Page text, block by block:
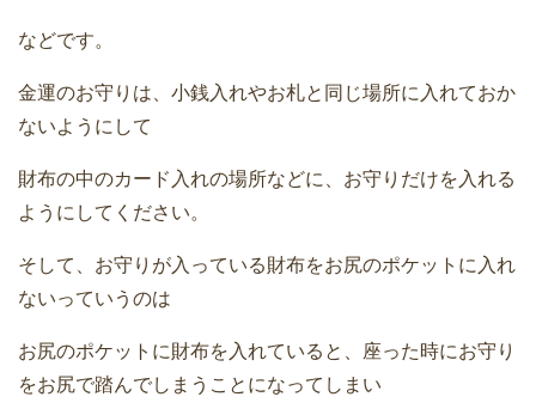
などです。
金運のお守りは、小銭入れやお札と同じ場所に入れておか
ないようにして
財布の中のカード入れの場所などに、お守りだけを入れる
ようにしてください。
そして、お守りが入っている財布をお尻のポケットに入れ
ないっていうのは
お尻のポケットに財布を入れていると、座った時にお守り
をお尻で踏んでしまうことになってしまい